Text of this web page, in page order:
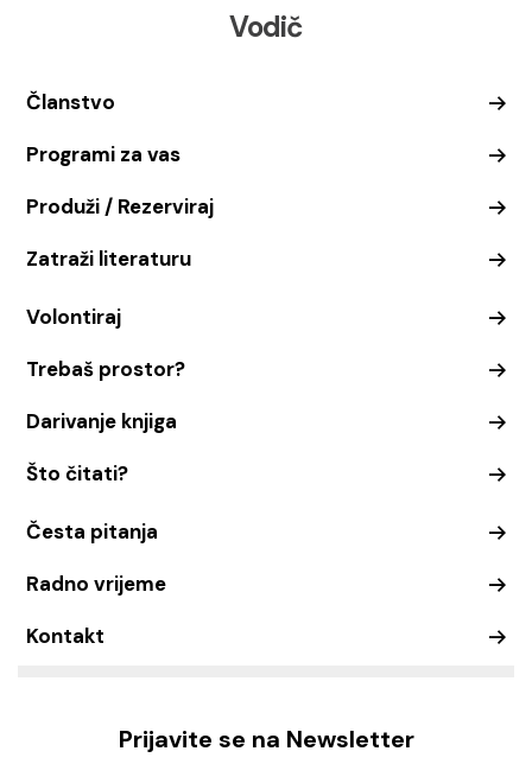
Vodič
Članstvo
Programi za vas
Produži / Rezerviraj
Zatraži literaturu
Volontiraj
Trebaš prostor?
Darivanje knjiga
Što čitati?
Česta pitanja
Radno vrijeme
Kontakt
Prijavite se na Newsletter